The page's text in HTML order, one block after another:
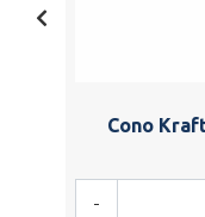
Cono
-